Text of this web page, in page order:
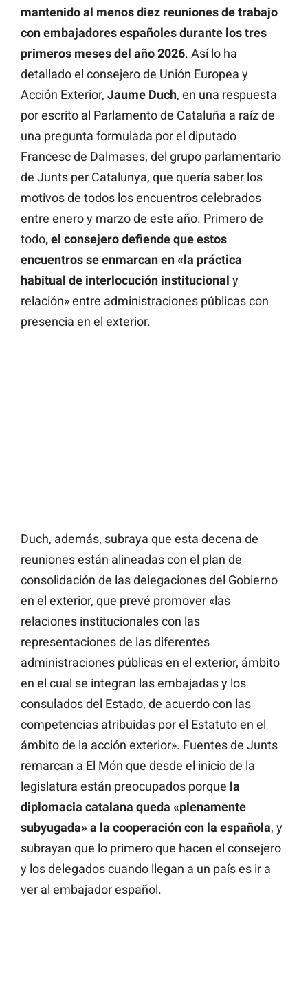
mantenido al menos diez reuniones de trabajo
con embajadores españoles durante los tres
primeros meses del año 2026. Así lo ha
detallado el consejero de Unión Europea y
Acción Exterior, Jaume Duch, en una respuesta
por escrito al Parlamento de Cataluña a raíz de
una pregunta formulada por el diputado
Francesc de Dalmases, del grupo parlamentario
de Junts per Catalunya, que quería saber los
motivos de todos los encuentros celebrados
entre enero y marzo de este año. Primero de
todo, el consejero defiende que estos
encuentros se enmarcan en «la práctica
habitual de interlocución institucional y
relación» entre administraciones públicas con
presencia en el exterior.
Duch, además, subraya que esta decena de
reuniones están alineadas con el plan de
consolidación de las delegaciones del Gobierno
en el exterior, que prevé promover «las
relaciones institucionales con las
representaciones de las diferentes
administraciones públicas en el exterior, ámbito
en el cual se integran las embajadas y los
consulados del Estado, de acuerdo con las
competencias atribuidas por el Estatuto en el
ámbito de la acción exterior». Fuentes de Junts
remarcan a El Món que desde el inicio de la
legislatura están preocupados porque la
diplomacia catalana queda «plenamente
subyugada» a la cooperación con la española, y
subrayan que lo primero que hacen el consejero
y los delegados cuando llegan a un país es ir a
ver al embajador español.